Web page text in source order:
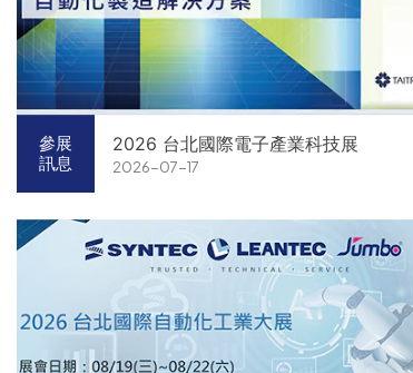
參展
訊息
2026 台北國際電子產業科技展
2026-07-17